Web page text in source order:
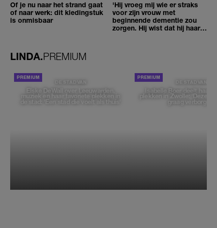
Of je nu naar het strand gaat
of naar werk: dit kledingstuk
is onmisbaar
'Hij vroeg mij wie er straks
voor zijn vrouw met
beginnende dementie zou
zorgen. Hij wist dat hij haar
LINDA.PREMIUM
DE STAD VAN
Elske DeWall over Leeuwarden,
muziek en haar favoriete plekken in
de stad: 'Een stad die voelt als thuis'
DE STAD VAN
Isabelle Boer deelt haar
plekken in Zwolle: 'Deze
graag verborgen'